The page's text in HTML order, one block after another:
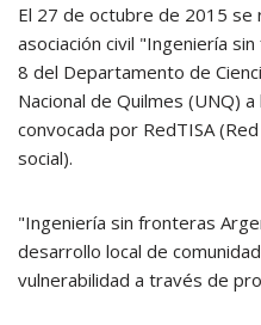
El 27 de octubre de 2015 se
asociación civil "Ingeniería
8 del Departamento de
Nacional de Quilmes (UNQ)
convocada por RedTISA
social).
"Ingeniería sin fronteras
desarrollo local de
vulnerabilidad a través de